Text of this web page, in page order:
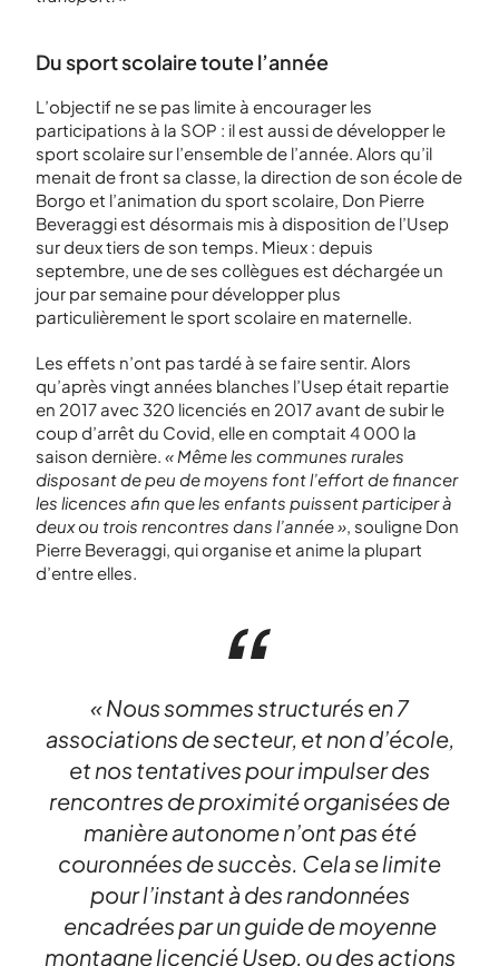
Du sport scolaire toute l’année
L’objectif ne se pas limite à encourager les
participations à la SOP : il est aussi de développer le
sport scolaire sur l’ensemble de l’année. Alors qu’il
menait de front sa classe, la direction de son école de
Borgo et l’animation du sport scolaire, Don Pierre
Beveraggi est désormais mis à disposition de l’Usep
sur deux tiers de son temps. Mieux : depuis
septembre, une de ses collègues est déchargée un
jour par semaine pour développer plus
particulièrement le sport scolaire en maternelle.
Les effets n’ont pas tardé à se faire sentir. Alors
qu’après vingt années blanches l’Usep était repartie
en 2017 avec 320 licenciés en 2017 avant de subir le
coup d’arrêt du Covid, elle en comptait 4 000 la
saison dernière. « Même les communes rurales
disposant de peu de moyens font l’effort de financer
les licences afin que les enfants puissent participer à
deux ou trois rencontres dans l’année », souligne Don
Pierre Beveraggi, qui organise et anime la plupart
d’entre elles.
« Nous sommes structurés en 7
associations de secteur, et non d’école,
et nos tentatives pour impulser des
rencontres de proximité organisées de
manière autonome n’ont pas été
couronnées de succès. Cela se limite
pour l’instant à des randonnées
encadrées par un guide de moyenne
montagne licencié Usep, ou des actions